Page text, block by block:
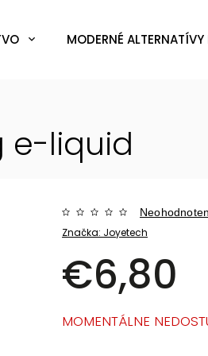
MODERNÉ ALTERNATÍVY
e-liquid
Značka: Joyetech
€6,80
MOMENTÁLNE